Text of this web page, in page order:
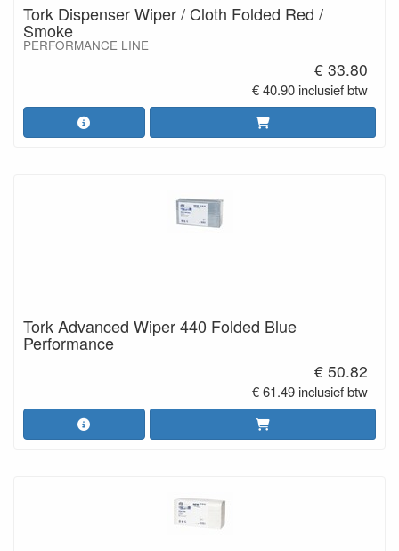
Tork Dispenser Wiper / Cloth Folded Red /
Smoke
PERFORMANCE LINE
€ 33.80
€ 40.90 inclusief btw
Tork Advanced Wiper 440 Folded Blue
Performance
€ 50.82
€ 61.49 inclusief btw